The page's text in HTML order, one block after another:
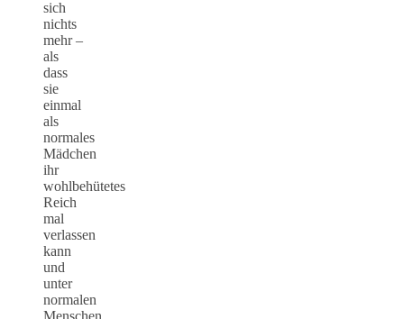
sich
nichts
mehr –
als
dass
sie
einmal
als
normales
Mädchen
ihr
wohlbehütetes
Reich
mal
verlassen
kann
und
unter
normalen
Menschen